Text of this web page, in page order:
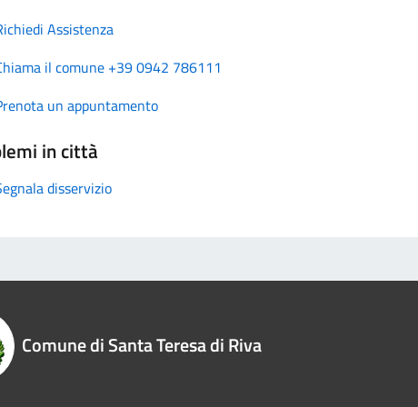
Assistenza
il comune +39 0942 786111
un appuntamento
in città
disservizio
Comune di Santa Teresa di Riva